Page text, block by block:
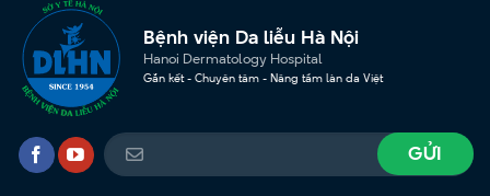
Bệnh viện Da liễu Hà Nội
Hanoi Dermatology Hospital
Gắn kết - Chuyên tâm - Nâng tầm làn da Việt